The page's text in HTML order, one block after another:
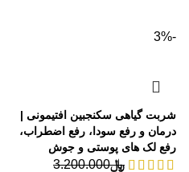
-3%
شربت گیاهی سکنجبین افتیمونی |
درمان و رفع سودا، رفع اضطراب،
رفع لک های پوستی و جوش
﷼3.200.000